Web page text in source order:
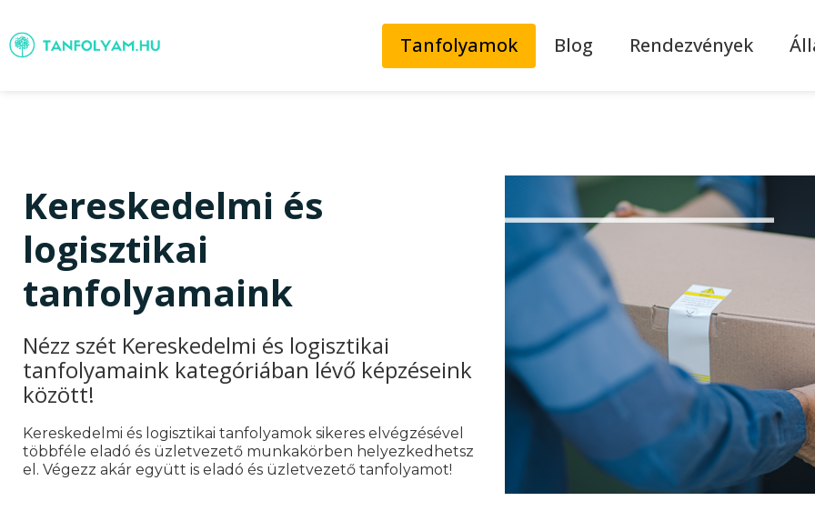
Tanfolyamok Blog Rendezvények
Kereskedelmi és
logisztikai
tanfolyamaink
Nézz szét Kereskedelmi és logisztikai
tanfolyamaink kategóriában lévő képzéseink
között!
Kereskedelmi és logisztikai tanfolyamok sikeres elvégzésével
többféle eladó és üzletvezető munkakörben helyezkedhetsz
el. Végezz akár együtt is eladó és üzletvezető tanfolyamot!